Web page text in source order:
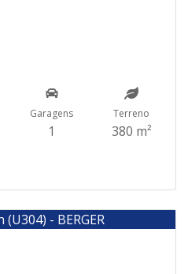
Garagens
1
Terreno
380 m²
Venda
- BERGER